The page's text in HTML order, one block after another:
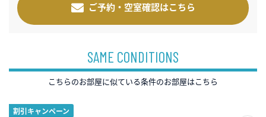
ご予約・空室確認はこちら
SAME CONDITIONS
こちらのお部屋に似ている条件のお部屋はこちら
割引キャンペーン